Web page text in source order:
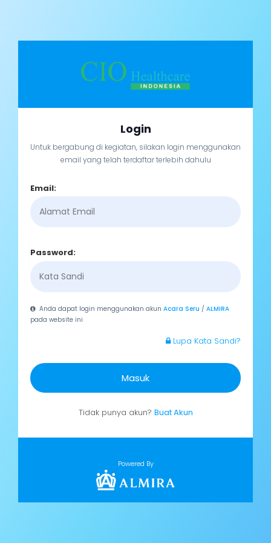
Login
Untuk bergabung di kegiatan, silakan login menggunakan
email yang telah terdaftar terlebih dahulu
Email:
Password:
Anda dapat login menggunakan akunAcara Seru /ALMIRA
pada website ini
Lupa Kata Sandi?
Masuk
Tidak punya akun? Buat Akun
Powered By